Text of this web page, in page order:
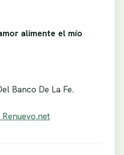
alimente el mío
Banco De La Fe.